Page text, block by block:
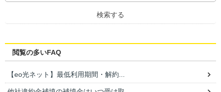
検索する
閲覧の多いFAQ
【eo光ネット】最低利用期間・解約...